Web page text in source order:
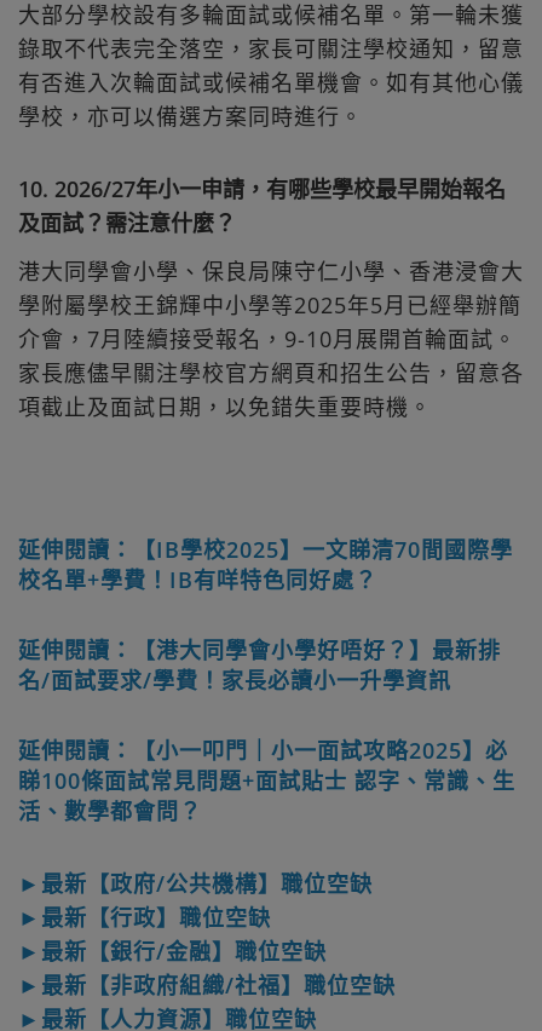
大部分學校設有多輪面試或候補名單。第一輪未獲
錄取不代表完全落空，家長可關注學校通知，留意
有否進入次輪面試或候補名單機會。如有其他心儀
學校，亦可以備選方案同時進行。
10. 2026/27年小一申請，有哪些學校最早開始報名
及面試？需注意什麼？
港大同學會小學、保良局陳守仁小學、香港浸會大
學附屬學校王錦輝中小學等2025年5月已經舉辦簡
介會，7月陸續接受報名，9-10月展開首輪面試。
家長應儘早關注學校官方網頁和招生公告，留意各
項截⽌及面試日期，以免錯失重要時機。
延伸閱讀：【IB學校2025】一文睇清70間國際學
校名單+學費！IB有咩特色同好處？
延伸閱讀：【港大同學會小學好唔好？】最新排
名/面試要求/學費！家長必讀小一升學資訊
延伸閱讀：【小一叩門｜小一面試攻略2025】必
睇100條面試常見問題+面試貼士 認字、常識、生
活、數學都會問？
►最新【政府/公共機構】職位空缺
►最新【行政】職位空缺
►最新【銀行/金融】職位空缺
►最新【非政府組織/社福】職位空缺
►最新【人力資源】職位空缺